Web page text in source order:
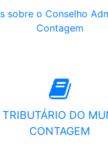
sobre o Conselho
Contagem
DO
CONTAGEM